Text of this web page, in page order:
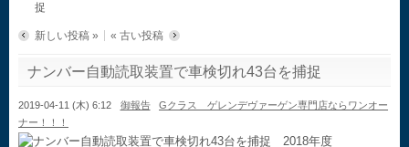
捉
新しい投稿 » « 古い投稿
ナンバー自動読取装置で車検切れ43台を捕捉
2019-04-11 (木) 6:12 御報告
Gクラス ゲレンデヴァーゲン専門店ならワンオー
ナー！！！